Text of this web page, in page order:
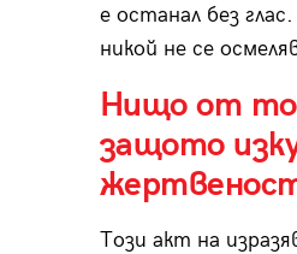
е останал без
никой не се
Нищо от
защото
Този акт на